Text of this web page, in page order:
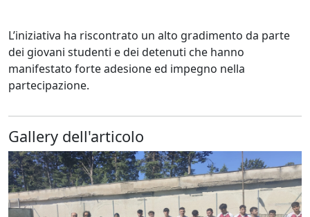
L’iniziativa ha riscontrato un alto gradimento da parte
dei giovani studenti e dei detenuti che hanno
manifestato forte adesione ed impegno nella
partecipazione.
Gallery dell'articolo